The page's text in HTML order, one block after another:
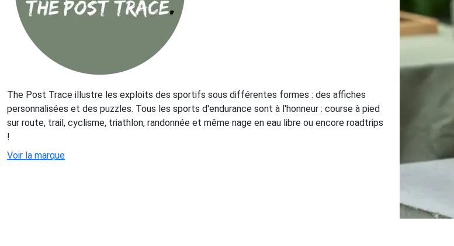
The Post Trace illustre les exploits des sportifs sous différentes formes : des affiches
personnalisées et des puzzles. Tous les sports d'endurance sont à l'honneur : course à pied
sur route, trail, cyclisme, triathlon, randonnée et même nage en eau libre ou encore roadtrips
!
Voir la marque